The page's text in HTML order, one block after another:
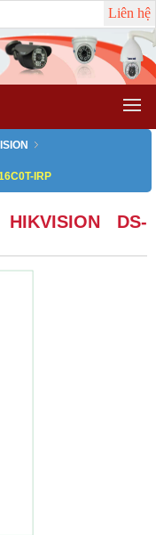
Liên hệ
IRP
DS-